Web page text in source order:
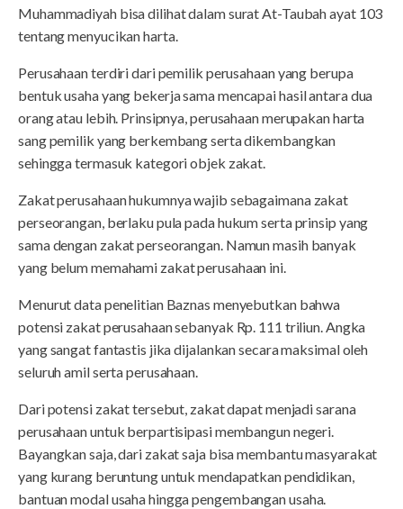
Muhammadiyah bisa dilihat dalam surat At-Taubah ayat 103
tentang menyucikan harta.
Perusahaan terdiri dari pemilik perusahaan yang berupa
bentuk usaha yang bekerja sama mencapai hasil antara dua
orang atau lebih. Prinsipnya, perusahaan merupakan harta
sang pemilik yang berkembang serta dikembangkan
sehingga termasuk kategori objek zakat.
Zakat perusahaan hukumnya wajib sebagaimana zakat
perseorangan, berlaku pula pada hukum serta prinsip yang
sama dengan zakat perseorangan. Namun masih banyak
yang belum memahami zakat perusahaan ini.
Menurut data penelitian Baznas menyebutkan bahwa
potensi zakat perusahaan sebanyak Rp. 111 triliun. Angka
yang sangat fantastis jika dijalankan secara maksimal oleh
seluruh amil serta perusahaan.
Dari potensi zakat tersebut, zakat dapat menjadi sarana
perusahaan untuk berpartisipasi membangun negeri.
Bayangkan saja, dari zakat saja bisa membantu masyarakat
yang kurang beruntung untuk mendapatkan pendidikan,
bantuan modal usaha hingga pengembangan usaha.